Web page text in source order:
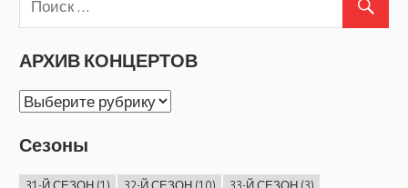
АРХИВ КОНЦЕРТОВ
АРХИВ
Сезоны
31-Й СЕЗОН(1) 32-Й СЕЗОН(10) 33-Й СЕЗОН(3)